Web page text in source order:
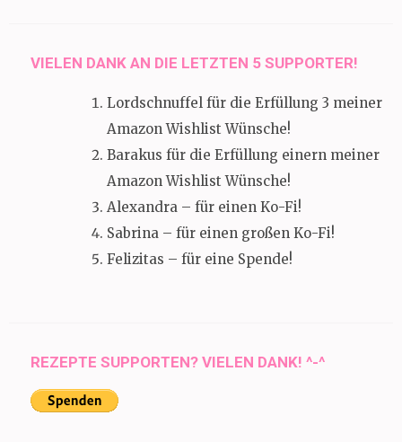
VIELEN DANK AN DIE LETZTEN 5 SUPPORTER!
Lordschnuffel für die Erfüllung 3 meiner
Amazon Wishlist Wünsche!
Barakus für die Erfüllung einern meiner
Amazon Wishlist Wünsche!
Alexandra – für einen Ko-Fi!
Sabrina – für einen großen Ko-Fi!
Felizitas – für eine Spende!
REZEPTE SUPPORTEN? VIELEN DANK! ^-^